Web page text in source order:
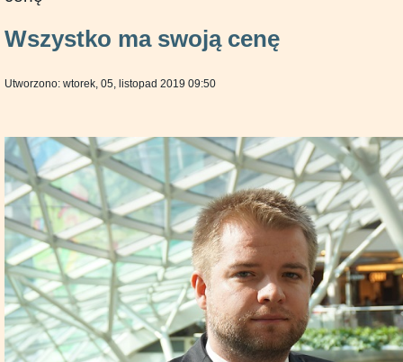
Wszystko ma swoją cenę
Utworzono: wtorek, 05, listopad 2019 09:50